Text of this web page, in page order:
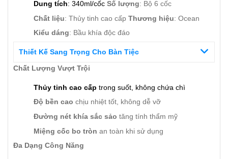
Dung tích: 340ml/cốc Số lượng: Bộ 6 cốc
Chất liệu: Thủy tinh cao cấp Thương hiệu: Ocean
Kiểu dáng: Bầu khía độc đáo
Thiết Kế Sang Trọng Cho Bàn Tiệc
Chất Lượng Vượt Trội
Thủy tinh cao cấp trong suốt, không chứa chì
Độ bền cao chịu nhiệt tốt, không dễ vỡ
Đường nét khía sắc sảo tăng tính thẩm mỹ
Miệng cốc bo tròn an toàn khi sử dụng
Đa Dạng Công Năng